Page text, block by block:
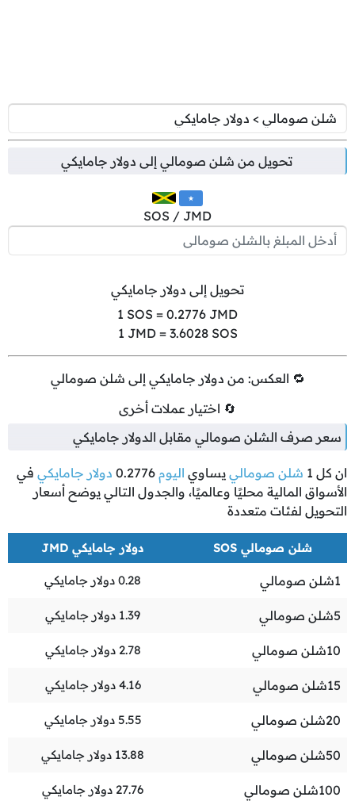
تحويل من شلن صومالي إلى دولار جامايكي
SOS / JMD
تحويل إلى دولار جامايكي
1 SOS = 0.2776 JMD
1 JMD = 3.6028SOS
🔁 العكس: من دولار جامايكي إلى شلن صومالي
🔄 اختيار عملات أخرى
سعر صرف الشلن صومالي مقابل الدولار جامايكي
ان كل 1 شلن صومالي يساوي اليوم 0.2776 دولار جامايكي في
الأسواق المالية محليًا وعالميًا، والجدول التالي يوضح أسعار
التحويل لفئات متعددة
شلن صومالي SOS دولار جامايكي JMD
1شلن صومالي 0.28 دولار جامايكي
5شلن صومالي 1.39 دولار جامايكي
10شلن صومالي 2.78 دولار جامايكي
15شلن صومالي 4.16 دولار جامايكي
20شلن صومالي 5.55 دولار جامايكي
50شلن صومالي 13.88 دولار جامايكي
100شلن صومالي 27.76 دولار جامايكي